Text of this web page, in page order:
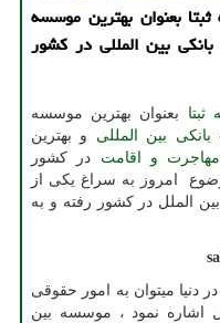
بعنوان بهترین موسسه
بین المللی در كشور
بعنوان بهترین موسسه
بین المللی و بهترین
مهاجرت و اقامت در کشور
امروز به سراغ یکی از
الملل در کشور رفته و به
دنیا میتوان به امور حقوقی
اشاره نمود ، موسسه بین